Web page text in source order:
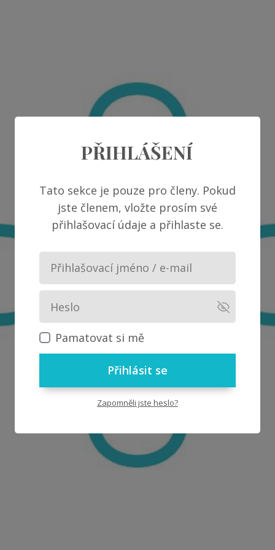
PŘIHLÁŠENÍ
Tato sekce je pouze pro členy. Pokud
jste členem, vložte prosím své
přihlašovací údaje a přihlaste se.
Pamatovat si mě
Přihlásit se
Zapomněli jste heslo?